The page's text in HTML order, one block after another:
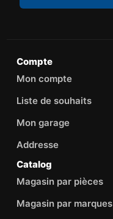
Compte
Mon compte
Liste de souhaits
Mon garage
Addresse
Catalog
Magasin par pièces
Magasin par marques